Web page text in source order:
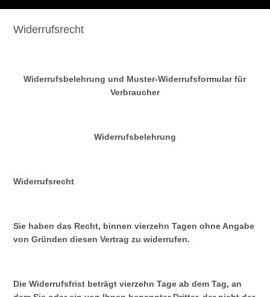
Widerrufsrecht
Widerrufsbelehrung und Muster-Widerrufsformularfür
Verbraucher
Widerrufsbelehrung
Widerrufsrecht
Sie haben das Recht, binnen vierzehn Tagen ohne Angabe
von Gründen diesen Vertrag zu widerrufen.
Die Widerrufsfrist beträgt vierzehn Tage ab dem Tag, an